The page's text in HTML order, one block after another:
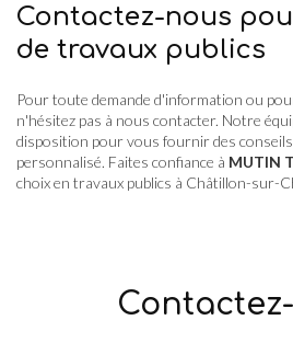
Contactez-nous
de travaux publics
Pour toute demande d'information ou
n'hésitez pas à nous contacter. Notre
disposition pour vous fournir des
personnalisé. Faites confiance à MUTIN
choix en travaux publics à Châtillon-sur-